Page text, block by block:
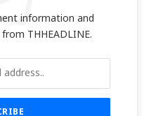
information and
THHEADLINE.